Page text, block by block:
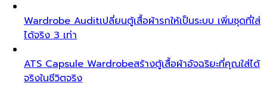
Wardrobe Auditเปลี่ยนตู้เสื้อผ้ารกให้เป็นระบบ เพิ่มชุดที่ใส่
ได้จริง 3 เท่า
ATS Capsule Wardrobeสร้างตู้เสื้อผ้าอัจฉริยะที่คุณใส่ได้
จริงในชีวิตจริง